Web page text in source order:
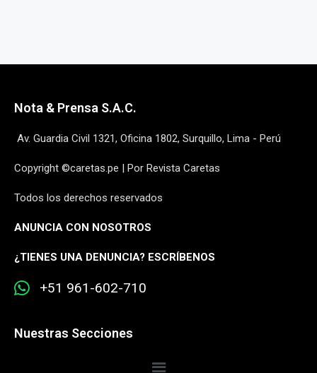
Nota & Prensa S.A.C.
Av. Guardia Civil 1321, Oficina 1802, Surquillo, Lima - Perú
Copyright ©caretas.pe | Por Revista Caretas
Todos los derechos reservados
ANUNCIA CON NOSOTROS
¿TIENES UNA DENUNCIA? ESCRÍBENOS
+51 961-602-710
Nuestras Secciones